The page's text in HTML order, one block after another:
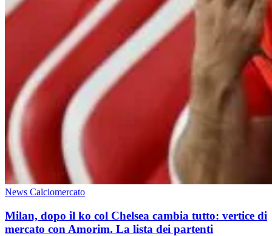
News Calciomercato
Milan, dopo il ko col Chelsea cambia tutto: vertice di
mercato con Amorim. La lista dei partenti